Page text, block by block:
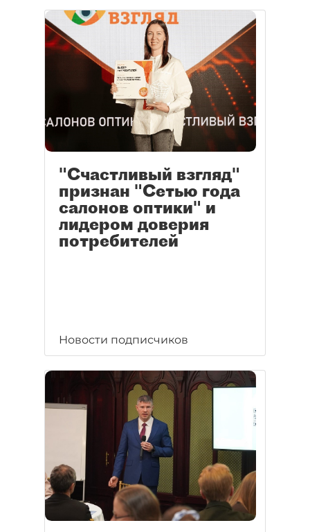
"Счастливый взгляд"
признан "Сетью года
салонов оптики" и
лидером доверия
потребителей
Новости подписчиков